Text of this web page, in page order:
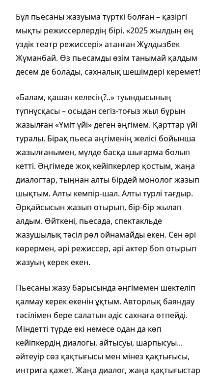
Бұл пьесаны жазуыма түрткі болған – қазіргі
мықты режиссерлердің бірі, «2025 жылдың ең
үздік театр режиссері» атанған Жұлдызбек
Жұманбай. Өз пьесамды өзім танымай қалдым
десем де болады, сахналық шешімдері керемет!
«Балам, қашан келесің?..» туындысының
түпнұсқасы – осыдан сегіз-тоғыз жыл бұрын
жазылған «Үміт үйі» деген әңгімем. Қарттар үйі
туралы. Бірақ пьеса әңгіменің желісі бойынша
жазылғанымен, мүлде басқа шығарма болып
кетті. Әңгімеде жоқ кейіпкерлер қостым, жаңа
диалогтар, тыңнан алты бірдей монолог жазып
шықтым. Алты кемпір-шал. Алты түрлі тағдыр.
Әрқайсысын жазып отырып, бір-бір жылап
алдым. Өйткені, пьесада, спектакльде
жазушылық тәсіл рөл ойнамайды екен. Сен әрі
көрермен, әрі режиссер, әрі актер боп отырып
жазуың керек екен.
Пьесаны жазу барысында әңгімемен шектеліп
қалмау керек екенін ұқтым. Авторлық баяндау
тәсілімен бере салатын әдіс сахнаға өтпейді.
Міндетті түрде екі немесе одан да көп
кейіпкердің диалогы, айтысуы, шарпысуы...
әйтеуір сөз қақтығысы мен мінез қақтығысы,
интрига қажет. Жаңа диалог, жаңа қақтығыстар